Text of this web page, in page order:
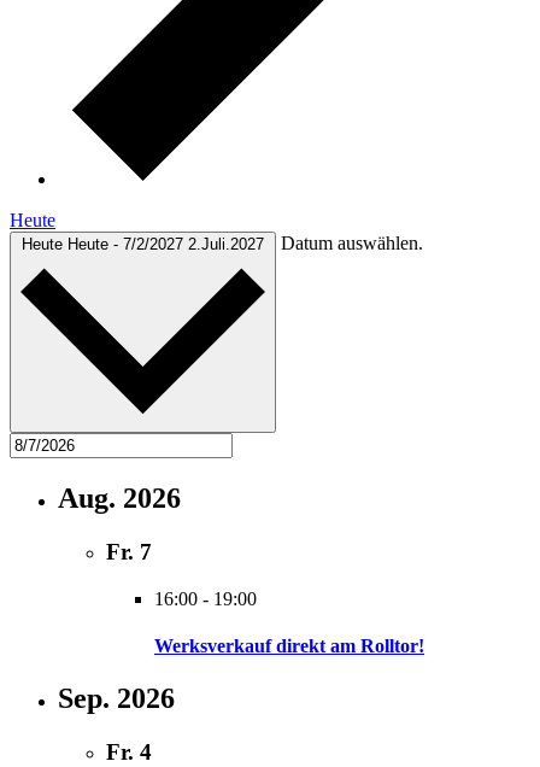
Heute
Heute Heute - 7/2/2027 2.Juli.2027 Datum auswählen.
Aug. 2026
Fr. 7
16:00 - 19:00
Werksverkauf direkt am Rolltor!
Sep. 2026
Fr. 4